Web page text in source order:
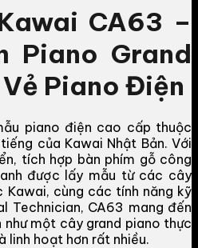
CA63 –
Piano Grand
Piano Điện
piano điện cao cấp thuộc
của Kawai Nhật Bản. Với
tích hợp bàn phím gỗ công
được lấy mẫu từ các cây
Kawai, cùng các tính năng kỹ
Technician, CA63 mang đến
một cây grand piano thực
linh hoạt hơn rất nhiều.